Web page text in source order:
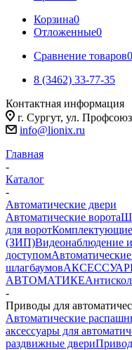
Корзина0
Отложенные0
Сравнение товаров0
8 (3462) 33-77-35
Контактная информация
г. Сургут, ул.
info@lionix.ru
Главная
-
Каталог
-
Автоматические двери
Автоматические ворота
для воротКомплектующие
(ЗИП)Видеонаблюдение
доступом
шлагбаумов
АВТОМАТИКЕ
-
Приводы для
Автоматические
аксессуары для
раздвижные двери